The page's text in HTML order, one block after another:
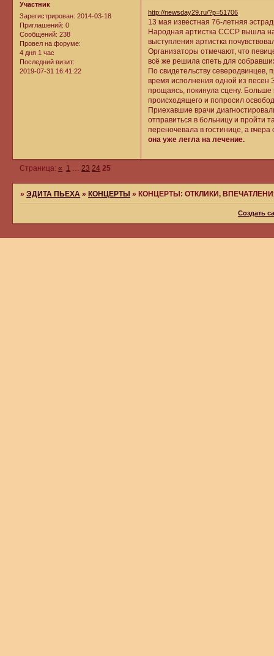
Участник
Зарегистрирован: 2014-03-18
Приглашений: 0
Сообщений: 238
Провел на форуме:
4 дня 1 час
Последний визит:
2019-07-31 16:41:22
http://newsday29.ru/?p=51706
13 мая известная 76-летняя
Народная артистка СССР вышла
выступления артистка
Организаторы отмечают, что
всё же решила спеть для
По свидетельству северодвинцев,
время исполнения одной из песен
прощаясь, покинула сцену.
происходящего и попросил
Приехавшие врачи
отправиться в больницу и пройти
переночевала в гостинице, а
она уже легла на лечение.
Страница:« 1 … 23 24 25
»ЭДИТА ПЬЕХА »КОНЦЕРТЫ »КОНЦЕРТЫ: ОТКЛИКИ,
Создать